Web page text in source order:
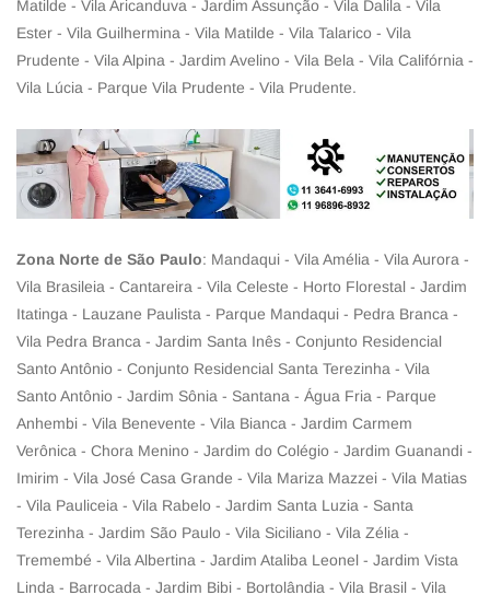
Matilde - Vila Aricanduva - Jardim Assunção - Vila Dalila - Vila
Ester - Vila Guilhermina - Vila Matilde - Vila Talarico - Vila
Prudente - Vila Alpina - Jardim Avelino - Vila Bela - Vila Califórnia -
Vila Lúcia - Parque Vila Prudente - Vila Prudente.
Zona Norte de São Paulo: Mandaqui - Vila Amélia - Vila Aurora -
Vila Brasileia - Cantareira - Vila Celeste - Horto Florestal - Jardim
Itatinga - Lauzane Paulista - Parque Mandaqui - Pedra Branca -
Vila Pedra Branca - Jardim Santa Inês - Conjunto Residencial
Santo Antônio - Conjunto Residencial Santa Terezinha - Vila
Santo Antônio - Jardim Sônia - Santana - Água Fria - Parque
Anhembi - Vila Benevente - Vila Bianca - Jardim Carmem
Verônica - Chora Menino - Jardim do Colégio - Jardim Guanandi -
Imirim - Vila José Casa Grande - Vila Mariza Mazzei - Vila Matias
- Vila Pauliceia - Vila Rabelo - Jardim Santa Luzia - Santa
Terezinha - Jardim São Paulo - Vila Siciliano - Vila Zélia -
Tremembé - Vila Albertina - Jardim Ataliba Leonel - Jardim Vista
Linda - Barrocada - Jardim Bibi - Bortolândia - Vila Brasil - Vila